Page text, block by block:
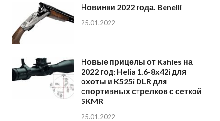
Новинки 2022 года. Benelli
25.01.2022
Новые прицелы от Kahles на
2022 год: Helia 1.6-8x42i для
охоты и K525i DLR для
спортивных стрелков с сеткой
SKMR
25.01.2022